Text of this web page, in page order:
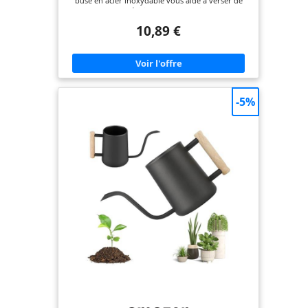
l'eau avec précision dans les racines sans
La buse étroite et longue avec une extrémité
toutes les plantes sans les renverser, et la buse est
amovible pour un rangement facile. Permet un
arrosage précis sans éclaboussures et peut
pénétrer directement dans le sol de vos fleurs et
en plastique de qualité supérieure et sûr, il n'est
pas facile à casser, anti-gouttes, pas facile à vieillir,
respectueux de l'environnement et inodore,
robuste et durable et peut être utilisé pendant
longtemps. La surface est lisse et agréable, et la
paroi du pot est épaisse, ce qui la rend plus
résistante à l'usure et aux gouttes. L'apparence est
exquise et compacte, et le matériau translucide lui
donne un aspect cristallin. Le petit arrosoir en
plastique n'est pas seulement un outil de jardin,
mais aussi une décoration simple et moderne. Les
couleurs douces s'adaptent à différents styles de
décoration. Facile à remplir : arrosoir floral avec
long bec verseur Grâce à l'ouverture large au
sommet et à la conception semi-ouverte, le petit
arrosoir peut être facilement rempli au robinet et
10,89 €
-5%